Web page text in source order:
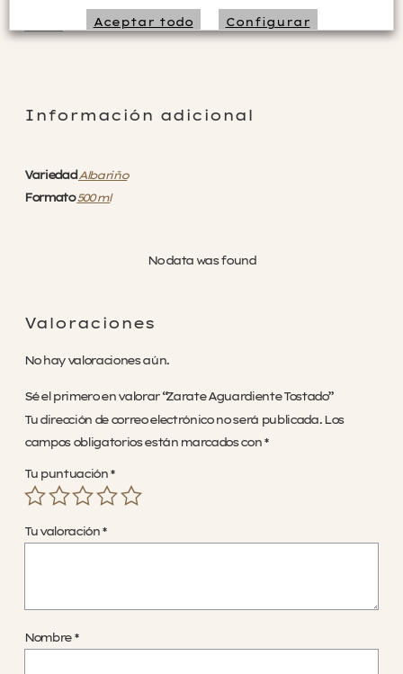
Información adicional
Variedad Albariño
Formato500 ml
No data was found
Valoraciones
No hay valoraciones aún.
Sé el primero en valorar “Zarate Aguardiente Tostado”
Tu dirección de correo electrónico no será publicada. Los
campos obligatorios están marcados con *
Tu puntuación *
Tu valoración *
Nombre *
Aceptar todo Configurar